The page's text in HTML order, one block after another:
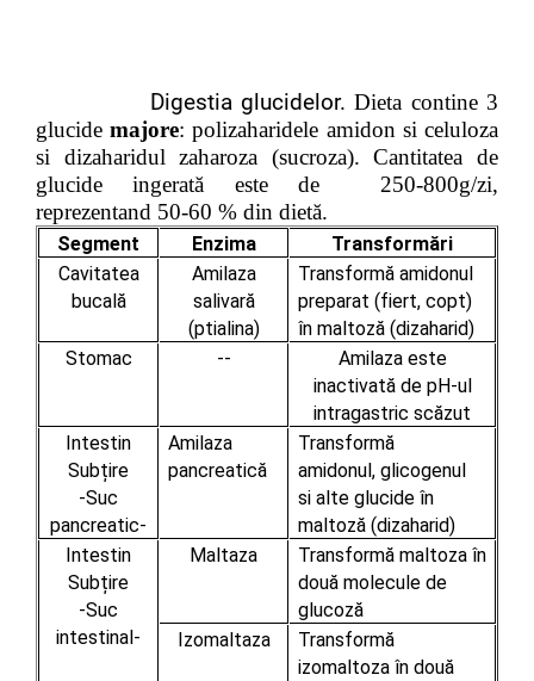
Digestia glucidelor.Dieta contine 3
glucidemajore: polizaharidele amidon si celuloza
si dizaharidul zaharoza (sucroza). Cantitatea de
glucide ingerată este de 250-800g/zi,
reprezentand 50-60 % din dietă.
Segment Enzima
Transformări
Cavitatea
bucală
Amilaza
salivară
(ptialina)
Transformă amidonul
preparat (fiert, copt)
în maltoză (dizaharid)
Stomac
--
Amilaza este
inactivată de pH-ul
intragastric scăzut
Intestin
Subțire
-Suc
pancreatic-
Amilaza
pancreatică
Transformă
amidonul, glicogenul
si alte glucide în
maltoză (dizaharid)
Intestin
Subțire
-Suc
intestinal-
Maltaza
Transformă maltoza în
două molecule de
glucoză
Izomaltaza
Transformă
izomaltoza în două